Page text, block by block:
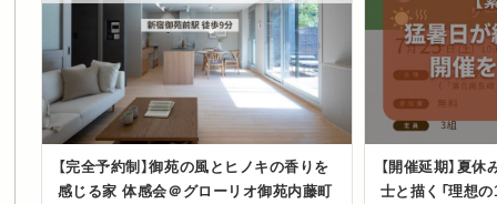
【完全予約制】御苑の風とヒノキの香りを
感じる家 体感会＠グローリオ御苑内藤町
【開催延期】夏
士と描く「理想